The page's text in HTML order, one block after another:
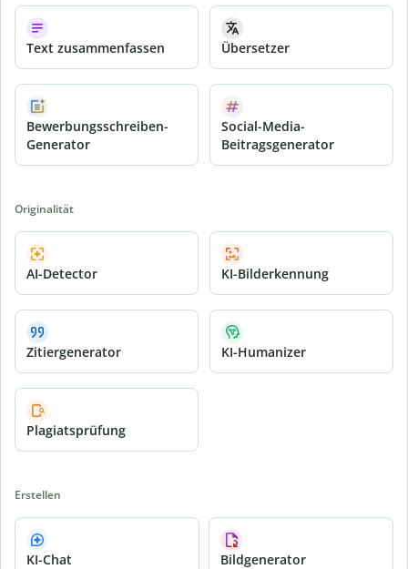
Text zusammenfassen Übersetzer
Bewerbungsschreiben-
Generator
Social-Media-
Beitragsgenerator
Originalität
AI-Detector KI-Bilderkennung
Zitiergenerator KI-Humanizer
Plagiatsprüfung
Erstellen
KI-Chat Bildgenerator